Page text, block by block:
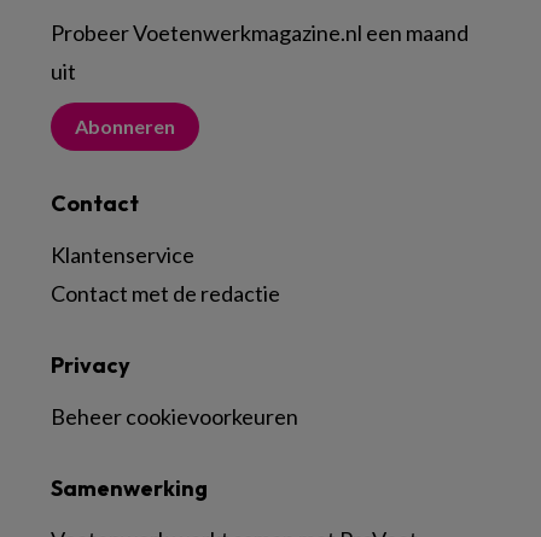
Probeer Voetenwerkmagazine.nl een maand
uit
Abonneren
Contact
Klantenservice
Contact met de redactie
Samenwerking
Privacy
Beheer cookievoorkeuren